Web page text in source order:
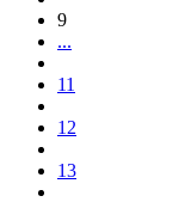
9
...
11
12
13